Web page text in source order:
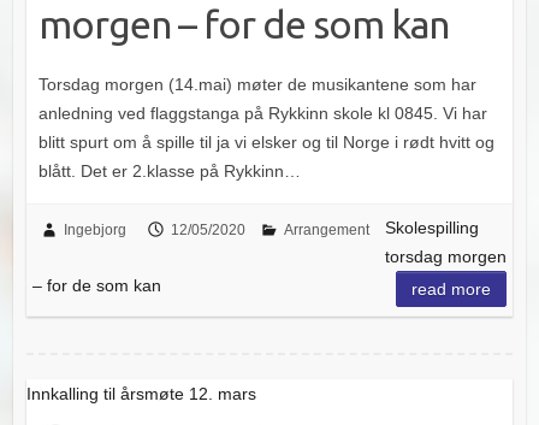
morgen – for de som kan
Torsdag morgen (14.mai) møter de musikantene som har
anledning ved flaggstanga på Rykkinn skole kl 0845. Vi har
blitt spurt om å spille til ja vi elsker og til Norge i rødt hvitt og
blått. Det er 2.klasse på Rykkinn…
Ingebjorg 12/05/2020 Arrangement
Skolespilling
torsdag morgen
– for de som kan
read more
Innkalling til årsmøte 12. mars